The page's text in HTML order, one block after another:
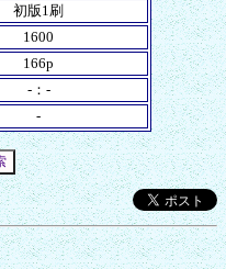
初版1刷
1600
166p
-：-
-